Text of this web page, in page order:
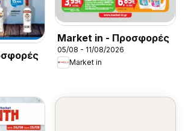
Market in - Προσφορές
05/08 - 11/08/2026
Market in